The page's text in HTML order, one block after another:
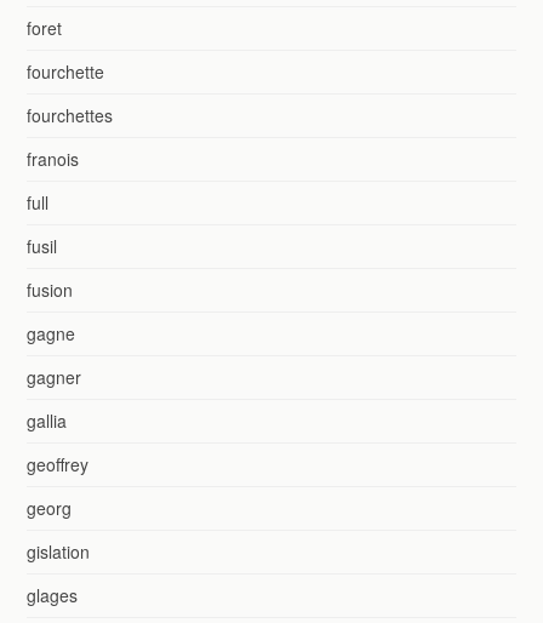
foret
fourchette
fourchettes
franois
full
fusil
fusion
gagne
gagner
gallia
geoffrey
georg
gislation
glages